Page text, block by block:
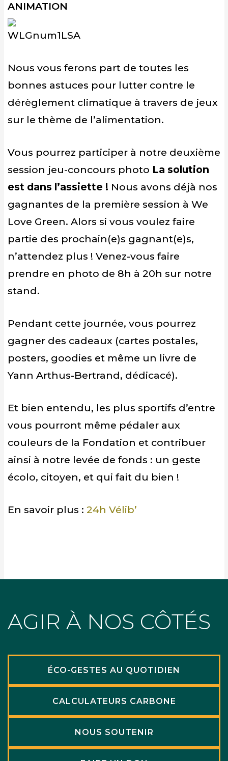
ANIMATION
Nous vous ferons part de toutes les
bonnes astuces pour lutter contre le
dérèglement climatique à travers de jeux
sur le thème de l’alimentation.
Vous pourrez participer à notre deuxième
session jeu-concours photo La solution
est dans l’assiette ! Nous avons déjà nos
gagnantes de la première session à We
Love Green. Alors si vous voulez faire
partie des prochain(e)s gagnant(e)s,
n’attendez plus ! Venez-vous faire
prendre en photo de 8h à 20h sur notre
stand.
Pendant cette journée, vous pourrez
gagner des cadeaux (cartes postales,
posters, goodies et même un livre de
Yann Arthus-Bertrand, dédicacé).
Et bien entendu, les plus sportifs d’entre
vous pourront même pédaler aux
couleurs de la Fondation et contribuer
ainsi à notre levée de fonds : un geste
écolo, citoyen, et qui fait du bien !
En savoir plus : 24h Vélib’
AGIR À NOS CÔTÉS
ÉCO-GESTES AU QUOTIDIEN
CALCULATEURS CARBONE
NOUS SOUTENIR